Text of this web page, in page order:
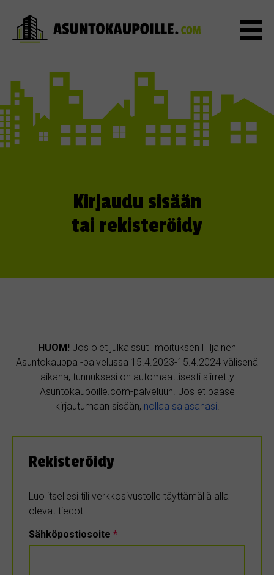
Kirjaudu sisään
tai rekisteröidy
HUOM! Jos olet julkaissut ilmoituksen Hiljainen
Asuntokauppa -palvelussa 15.4.2023-15.4.2024 välisenä
aikana, tunnuksesi on automaattisesti siirretty
Asuntokaupoille.com-palveluun. Jos et pääse
kirjautumaan sisään, nollaa salasanasi.
Rekisteröidy
Luo itsellesi tili verkkosivustolle täyttämällä alla
olevat tiedot.
Sähköpostiosoite *